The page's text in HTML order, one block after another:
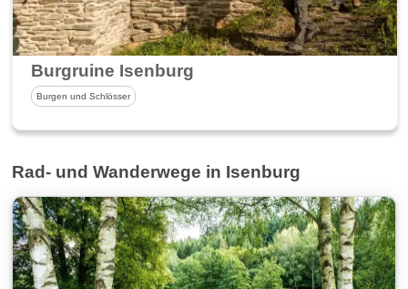
Burgruine Isenburg
Burgen und Schlösser
Rad- und Wanderwege in Isenburg